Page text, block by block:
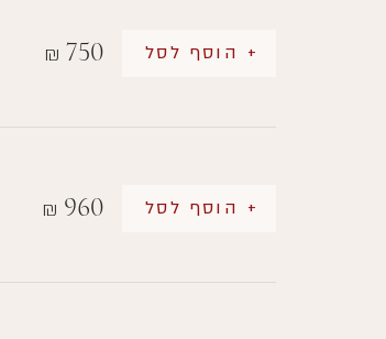
₪ 750 + הוסף לסל
₪ 960 + הוסף לסל